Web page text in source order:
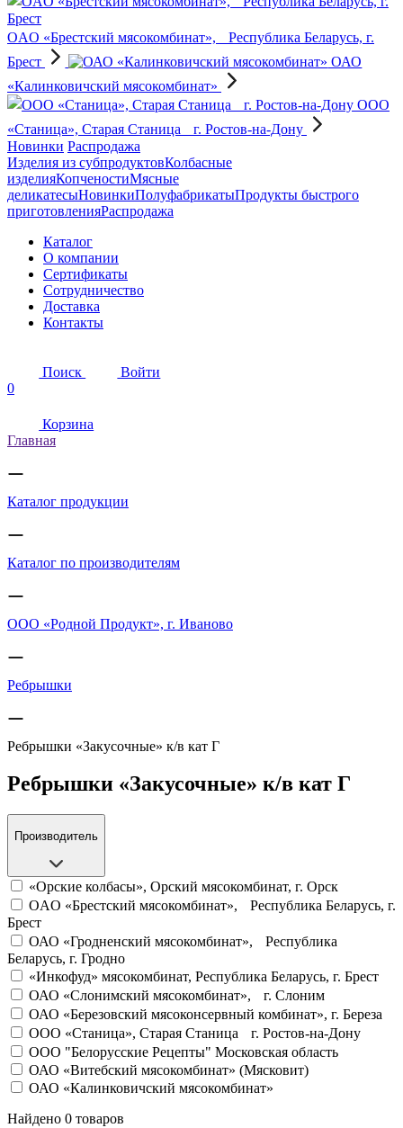
OAO «Брестский мясокомбинат», Республика Беларусь, г.
Брест
ОАО
«Калинковичский мясокомбинат»
OOO
«Станица», Старая Станица г. Ростов-на-Дону
Новинки Распродажа
Изделия из субпродуктовКолбасные
изделияКопченостиМясные
деликатесыНовинкиПолуфабрикатыПродукты быстрого
приготовленияРаспродажа
Каталог
О компании
Сертификаты
Сотрудничество
Доставка
Контакты
Поиск
Войти
0
Корзина
Главная
Каталог продукции
Каталог по производителям
ООО «Родной Продукт», г. Иваново
Ребрышки
Ребрышки «Закусочные» к/в кат Г
Ребрышки «Закусочные» к/в кат Г
Производитель
«Орские колбасы», Орский мясокомбинат, г. Орск
OAO «Брестский мясокомбинат», Республика Беларусь, г.
Брест
ОАО «Гродненский мясокомбинат», Республика
Беларусь, г. Гродно
«Инкофуд» мясокомбинат, Республика Беларусь, г. Брест
ОАО «Слонимский мясокомбинат», г. Слоним
ОАО «Березовский мясоконсервный комбинат», г. Береза
OOO «Станица», Старая Станица г. Ростов-на-Дону
ООО "Белорусские Рецепты" Московская область
ОАО «Витебский мясокомбинат» (Мясковит)
ОАО «Калинковичский мясокомбинат»
Найдено 0 товаров